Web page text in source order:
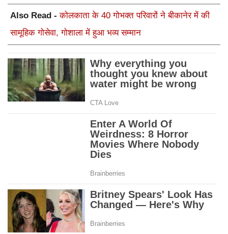
Also Read -कोलकाता के 40 गोभक्त परिवारों ने बीकानेर में की
सामूहिक गोसेवा, गोशाला में हुआ भव्य सम्मान